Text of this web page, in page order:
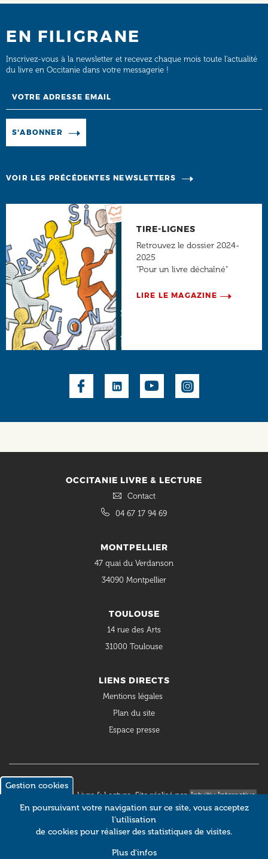
EN FILIGRANE
Inscrivez-vous à la newsletter et recevez chaque mois toute l’actualité
du livre en Occitanie dans votre messagerie !
S'ABONNER
VOIR LES PRÉCÉDENTES NEWSLETTERS
TIRE-LIGNES
Retrouvez le dossier 2024-
2025
"Pour un livre déchaîné"
LIRE LE MAGAZINE
OCCITANIE LIVRE & LECTURE
Contact
04 67 17 94 69
MONTPELLIER
47 quai du Verdanson
34090 Montpellier
TOULOUSE
14 rue des Arts
31000 Toulouse
LIENS DIRECTS
Mentions légales
Plan du site
Espace presse
© 2018 Occitanie Livre & Lecture. Site réalisé parIntuitiv Interactive
Gestion cookies
En poursuivant votre navigation sur ce site, vous acceptez
l’utilisation
de cookies pour réaliser des statistiques de visites.
Plus d'infos